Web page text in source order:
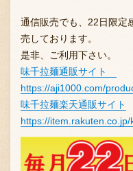
通信販売でも、22日限定
売しております。
是非、ご利用下さい。
味千拉麺通販サイト
https://aji1000.com/
味千拉麺楽天通販サイト
https://